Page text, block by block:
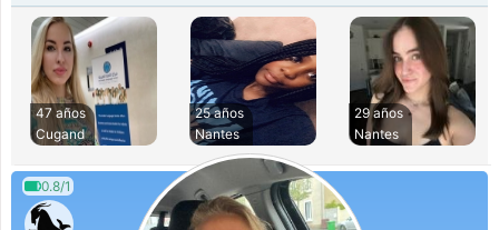
47 años
Cugand
25 años
Nantes
29 años
Nantes
0.8/1